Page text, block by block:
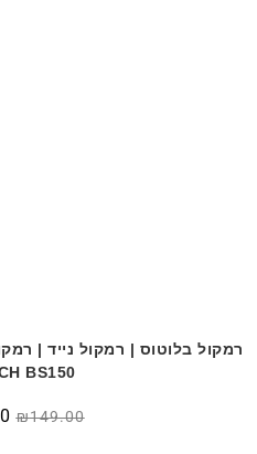
רמקול בלוטוס | רמקול נייד |
BS150
₪149.00